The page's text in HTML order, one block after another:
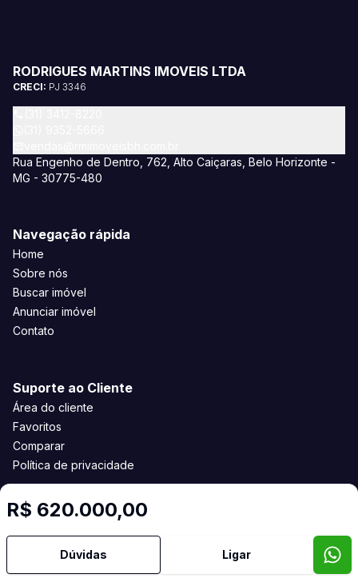
R$ 620.000,00
Dúvidas Ligar
RODRIGUES MARTINS IMOVEIS LTDA
CRECI: PJ 3346
Rua Engenho de Dentro, 762, Alto Caiçaras, Belo Horizonte -
MG - 30775-480
Navegação rápida
Home
Sobre nós
Buscar imóvel
Anunciar imóvel
Contato
Suporte ao Cliente
Área do cliente
Favoritos
Comparar
Política de privacidade
Selo de Tecnologia Loft